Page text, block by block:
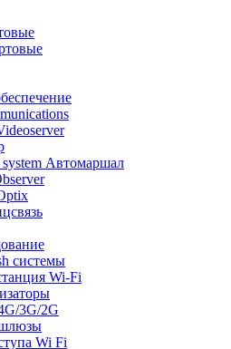
Автомаршал
системы
Wi-Fi
3G/2G
Wi Fi